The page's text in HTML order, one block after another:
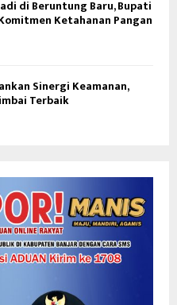
di Beruntung Baru, Bupati
Ketahanan Pangan
Sinergi Keamanan,
Terbaik